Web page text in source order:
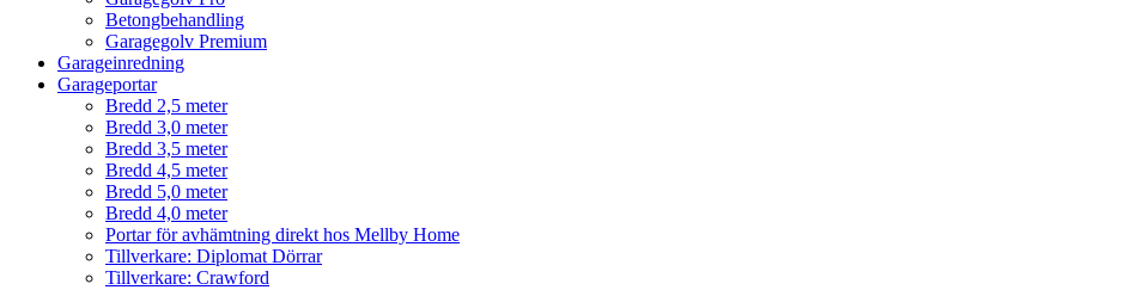
Betongbehandling
Garagegolv Premium
Garageinredning
Garageportar
Bredd 2,5 meter
Bredd 3,0 meter
Bredd 3,5 meter
Bredd 4,5 meter
Bredd 5,0 meter
Bredd 4,0 meter
Portar för avhämtning direkt hos Mellby Home
Tillverkare: Diplomat Dörrar
Tillverkare: Crawford